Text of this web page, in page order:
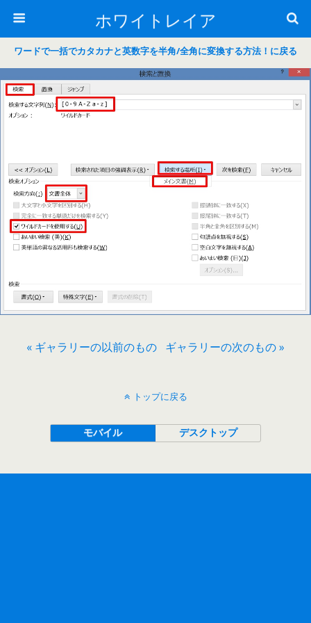
ホワイトレイア
ワードで一括でカタカナと英数字を半角/全角に変換する方法！に戻る
« ギャラリーの以前のもの ギャラリーの次のもの »
トップに戻る
モバイル デスクトップ